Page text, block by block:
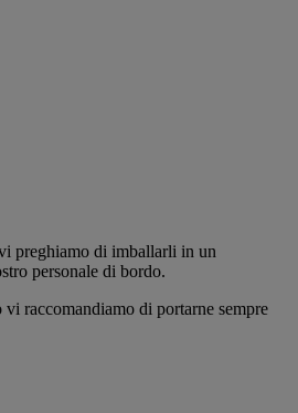
preghiamo di imballarli in un
personale di bordo.
raccomandiamo di portarne sempre